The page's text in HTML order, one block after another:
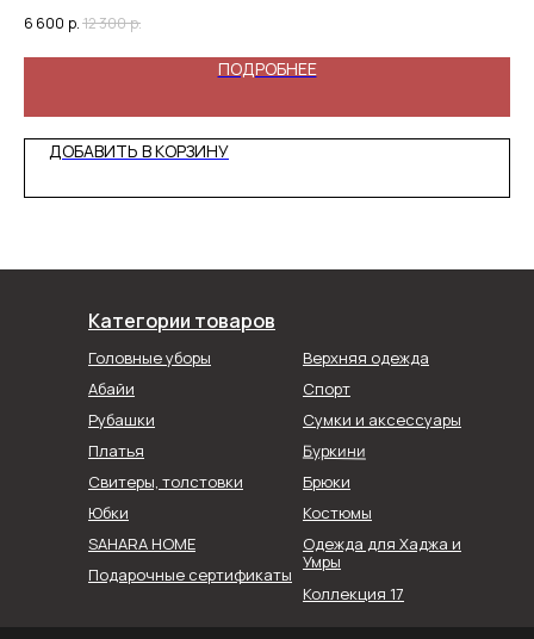
6 600 р. 12 300р.
ПОДРОБНЕЕ
ДОБАВИТЬ В КОРЗИНУ
Категории товаров
Головные уборы
Абайи
Рубашки
Коллекция 17
Спорт
Верхняя одежда
Сумки и аксессуары
Юбки
Брюки
SAHARA HOME
Платья
Свитеры, толстовки
Буркини
Костюмы
Подарочные сертификаты
Одежда для Хаджа и
Умры